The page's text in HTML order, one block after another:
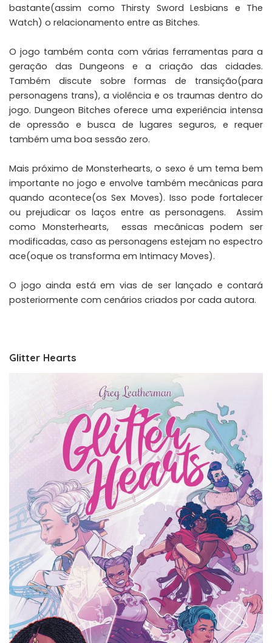
bastante(assim como Thirsty Sword Lesbians e The
Watch) o relacionamento entre as Bitches.
O jogo também conta com várias ferramentas para a
geração das Dungeons e a criação das cidades.
Também discute sobre formas de transição(para
personagens trans), a violência e os traumas dentro do
jogo. Dungeon Bitches oferece uma experiência intensa
de opressão e busca de lugares seguros, e requer
também uma boa sessão zero.
Mais próximo de Monsterhearts, o sexo é um tema bem
importante no jogo e envolve também mecânicas para
quando acontece(os Sex Moves). Isso pode fortalecer
ou prejudicar os laços entre as personagens. Assim
como Monsterhearts, essas mecânicas podem ser
modificadas, caso as personagens estejam no espectro
ace(oque os transforma em Intimacy Moves).
O jogo ainda está em vias de ser lançado e contará
posteriormente com cenários criados por cada autora.
Glitter Hearts